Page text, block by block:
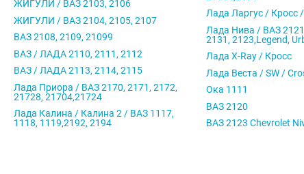
ЖИГУЛИ / ВАЗ 2103, 2106
ЖИГУЛИ / ВАЗ 2104, 2105, 2107
ВАЗ 2108, 2109, 21099
ВАЗ / ЛАДА 2110, 2111, 2112
ВАЗ / ЛАДА 2113, 2114, 2115
Лада Приора / ВАЗ 2170, 2171, 2172,
21728, 21704,21724
Лада Калина / Калина 2 / ВАЗ 1117,
1118, 1119,2192, 2194
Лада Ларгус / Кросс
Лада Нива / ВАЗ
2131, 2123,Legend,
Лада X-Ray / Кросс
Лада Веста / SW /
Ока 1111
ВАЗ 2120
ВАЗ 2123 Chevrolet